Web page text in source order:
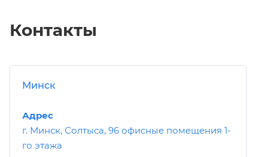
Контакты
Минск
Адрес
г. Минск, Солтыса, 96 офисные помещения 1-
го этажа